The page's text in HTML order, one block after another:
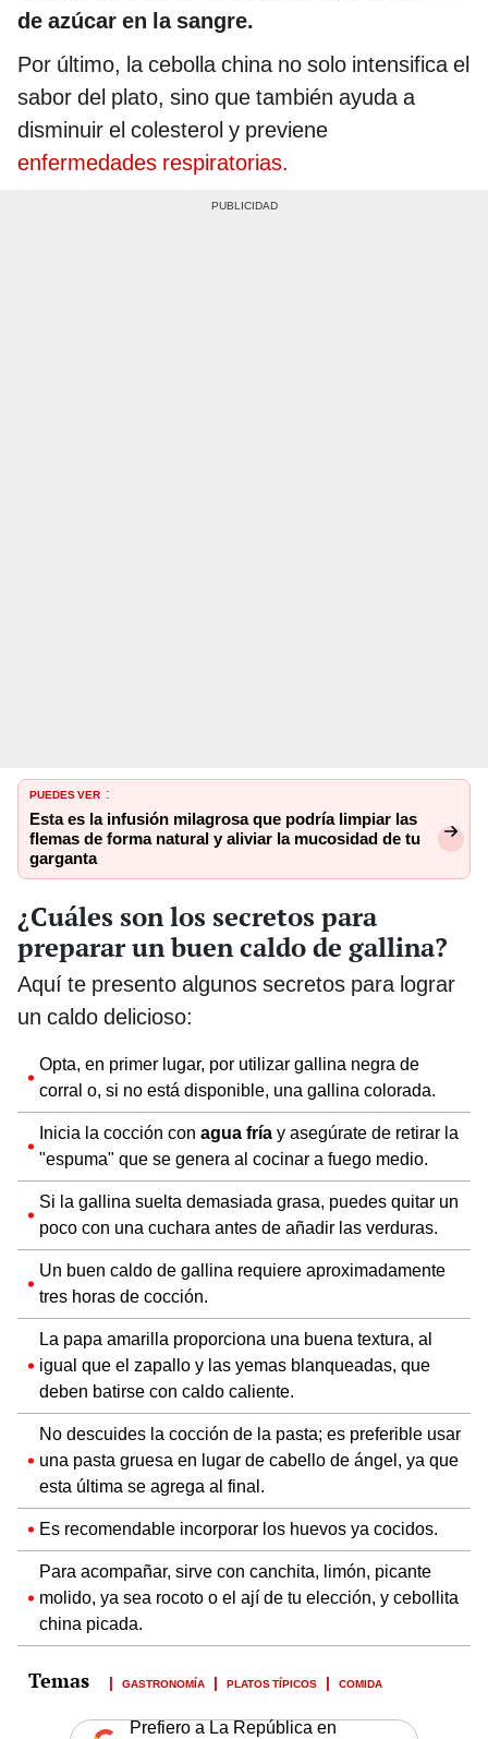
de azúcar en la sangre.
Por último, la cebolla china no solo intensifica el
sabor del plato, sino que también ayuda a
disminuir el colesterol y previene
enfermedades respiratorias.
PUEDES VER :
Esta es la infusión milagrosa que podría limpiar las
flemas de forma natural y aliviar la mucosidad de tu
garganta
¿Cuáles son los secretos para
preparar un buen caldo de gallina?
Aquí te presento algunos secretos para lograr
un caldo delicioso:
Opta, en primer lugar, por utilizar gallina negra de
corral o, si no está disponible, una gallina colorada.
Inicia la cocción con agua fría y asegúrate de retirar la
"espuma" que se genera al cocinar a fuego medio.
Si la gallina suelta demasiada grasa, puedes quitar un
poco con una cuchara antes de añadir las verduras.
Un buen caldo de gallina requiere aproximadamente
tres horas de cocción.
La papa amarilla proporciona una buena textura, al
igual que el zapallo y las yemas blanqueadas, que
deben batirse con caldo caliente.
No descuides la cocción de la pasta; es preferible usar
una pasta gruesa en lugar de cabello de ángel, ya que
esta última se agrega al final.
Es recomendable incorporar los huevos ya cocidos.
Para acompañar, sirve con canchita, limón, picante
molido, ya sea rocoto o el ají de tu elección, y cebollita
china picada.
GASTRONOMÍA PLATOS TÍPICOS COMIDA
Prefiero a La República en